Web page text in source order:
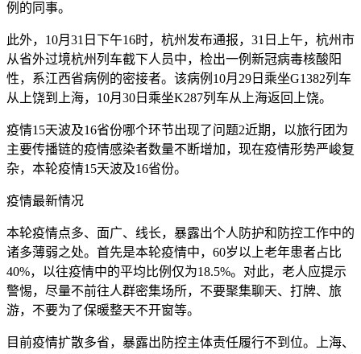
例的同事。
此外，10月31日下午16时，杭州发布通报，31日上午，杭州市
从省外过境杭州列车截下人员中，检出一例新冠病毒核酸阳
性，系江西省病例的密接者。该病例10月29日乘坐G1382列车
从上饶到上海，10月30日乘坐K287列车从上海返回上饶。
疫情15天波及16省份哪个环节出现了问题2近期，以旅行团为
主要传播链的疫情感染者数量不断增加，现在疫情形势严峻复
杂，本轮疫情15天波及16省份。
疫情最新情况
本轮疫情点多、面广、线长，暴露出个人防护和防控工作中的
诸多薄弱之处。首先是本轮疫情中，60岁以上老年患者占比
40%，以往疫情中的平均比例仅为18.5%。对此，老人应提示
警惕，尽量不前往人群密集场所，不要聚集聊天、打牌、旅
游，不要为了保暖整天不开窗等。
目前疫情扩散多省，暴露出防控主体责任履行不到位。上海、